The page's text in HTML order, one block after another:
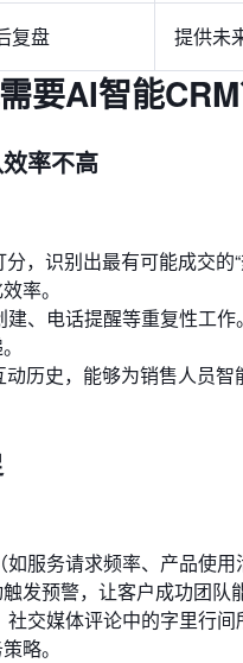
复盘 提供未
要AI智能CRM
率不高
，识别出最有可能成交
率。
建、电话提醒等重复性工
历史，能够为销售人员
服务请求频率、产品使
发预警，让客户成功团队
交媒体评论中的字里行
略。